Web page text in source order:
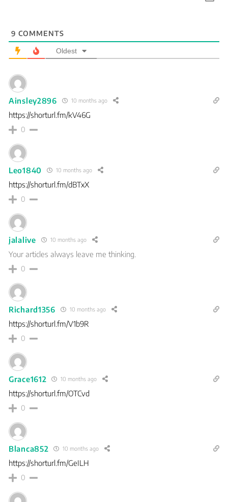
9 COMMENTS
Oldest
Ainsley2896 10 months ago
https://shorturl.fm/kV46G
0
Leo1840 10 months ago
https://shorturl.fm/dBTxX
0
jalalive 10 months ago
Your articles always leave me thinking.
0
Richard1356 10 months ago
https://shorturl.fm/V1b9R
0
Grace1612 10 months ago
https://shorturl.fm/OTCvd
0
Blanca852 10 months ago
https://shorturl.fm/GeILH
0